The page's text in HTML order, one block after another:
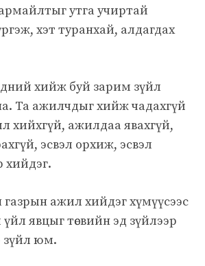
утга учиртай
хэт туранхай, алдагдах
хийж буй зарим зүйл
Та ажилчдыг хийж чадахгүй
хийхгүй, ажилдаа явахгүй,
эсвэл орхиж, эсвэл
хийдэг.
газрын ажил хийдэг хүмүүсээс
явцыг төсвийн эд зүйлээр
зүйл юм.